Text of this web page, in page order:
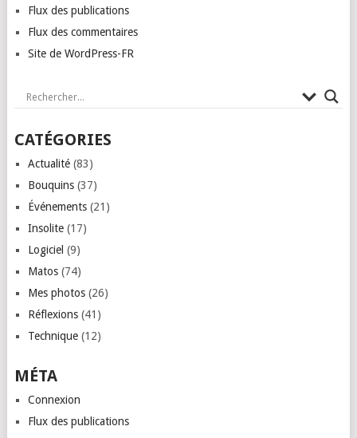
Flux des publications
Flux des commentaires
Site de WordPress-FR
CATÉGORIES
Actualité(83)
Bouquins(37)
Événements(21)
Insolite(17)
Logiciel (9)
Matos(74)
Mes photos(26)
Réflexions(41)
Technique(12)
MÉTA
Connexion
Flux des publications